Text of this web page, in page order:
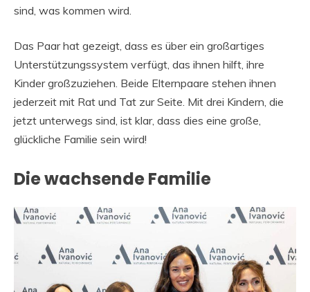
sind, was kommen wird.
Das Paar hat gezeigt, dass es über ein großartiges
Unterstützungssystem verfügt, das ihnen hilft, ihre
Kinder großzuziehen. Beide Elternpaare stehen ihnen
jederzeit mit Rat und Tat zur Seite. Mit drei Kindern, die
jetzt unterwegs sind, ist klar, dass dies eine große,
glückliche Familie sein wird!
Die wachsende Familie